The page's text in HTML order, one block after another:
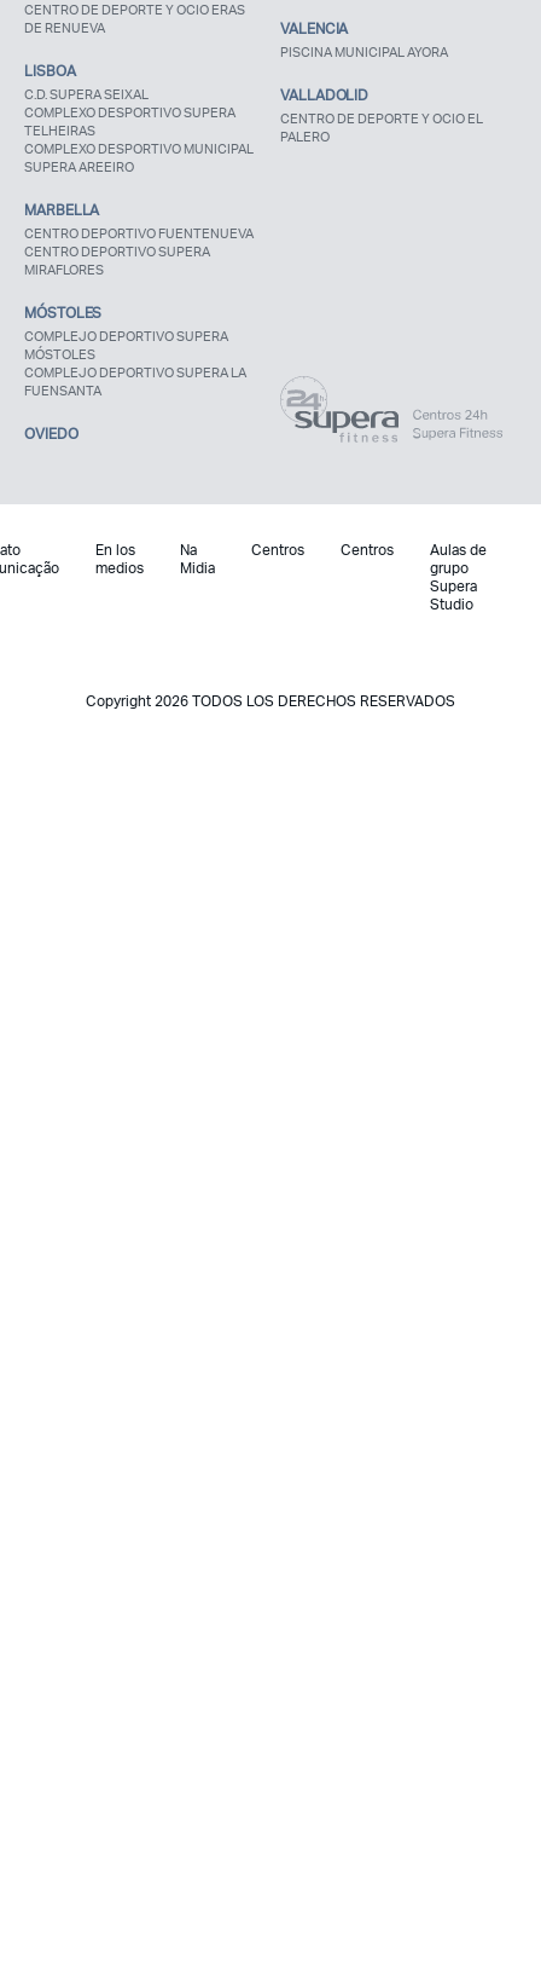
¿Ya eres socio pero no
¿Olvidaste tu
contraseña?
CENTRO DE DEPORTE Y OCIO ERAS
DE RENUEVA
LISBOA
C.D. SUPERA SEIXAL
COMPLEXO DESPORTIVO SUPERA
TELHEIRAS
COMPLEXO DESPORTIVO MUNICIPAL
SUPERA AREEIRO
MARBELLA
CENTRO DEPORTIVO FUENTENUEVA
CENTRO DEPORTIVO SUPERA
MIRAFLORES
MÓSTOLES
COMPLEJO DEPORTIVO SUPERA
MÓSTOLES
COMPLEJO DEPORTIVO SUPERA LA
FUENSANTA
OVIEDO
VALENCIA
PISCINA MUNICIPAL AYORA
VALLADOLID
CENTRO DE DEPORTE Y OCIO EL
PALERO
En los
medios
Na
Midia
Centros Centros
Aulas de
grupo
Supera
Studio
Copyright 2026 TODOS LOS DERECHOS RESERVADOS